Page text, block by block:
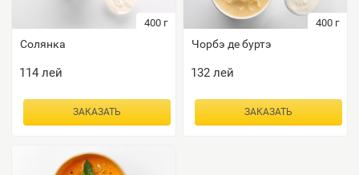
400 г
Солянка
114лей
ЗАКАЗАТЬ
400 г
Чорбэ де буртэ
132лей
ЗАКАЗАТЬ